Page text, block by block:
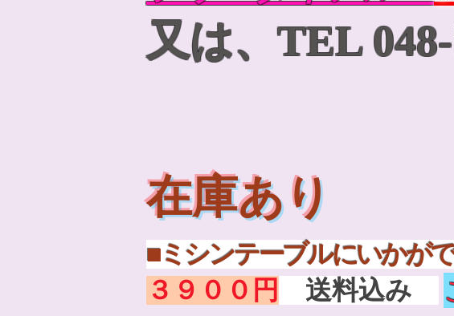
又は、TEL
在庫あり
■ミシンテーブルにい
３９００ 円 送料込み